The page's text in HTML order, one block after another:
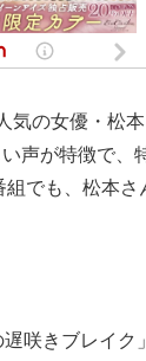
気の女優・松
声が特徴で、
でも、松本さ
咲きブレイク